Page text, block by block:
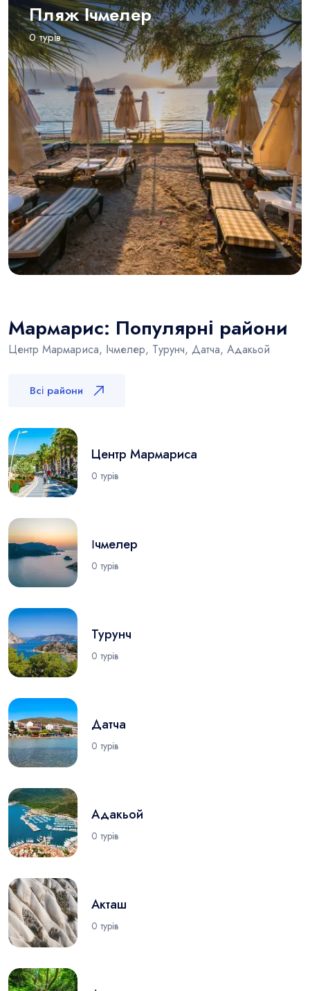
Пляж Ічмелер
0 турів
Мармарис: Популярні райони
Центр Мармариса, Ічмелер, Турунч, Датча, Адакьой
Всі райони
Центр Мармариса
0 турів
Ічмелер
0 турів
Турунч
0 турів
Датча
0 турів
Адакьой
0 турів
Акташ
0 турів